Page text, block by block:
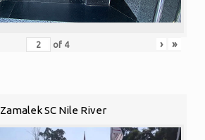
of 4 › »
Zamalek SC Nile River